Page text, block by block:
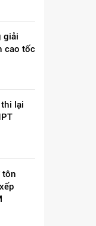
giải
cao tốc
lại
tôn